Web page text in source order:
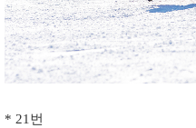
* 21번